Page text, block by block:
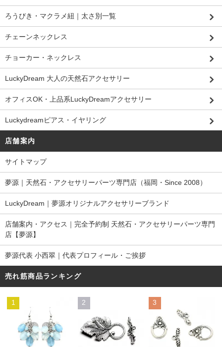
ろうびき・マクラメ紐｜太さ別一覧
チェーンネックレス
チョーカー・ネックレス
LuckyDream 大人の天然石アクセサリー
オフィスOK・上品系LuckyDreamアクセサリー
Luckydreamピアス・イヤリング
店舗案内
サイトマップ
夢源｜天然石・アクセサリーパーツ専門店（福岡・Since 2008）
LuckyDream｜夢源オリジナルアクセサリーブランド
店舗案内・アクセス｜完全予約制 天然石・アクセサリーパーツ専門
店【夢源】
夢源代表 小西翠｜代表プロフィール・ご挨拶
売れ筋商品ランキング
1 2 3